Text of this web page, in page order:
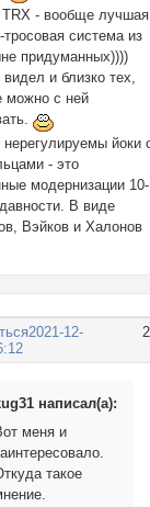
ТRX - вообще лучшая
тросовая система из
придуманных))))
и близко тех,
можно с ней
нерегулируемы йоки
- это
модернизации 10-
В виде
Вэйков и Халонов
2021-12-
написал(а):
меня и
такое